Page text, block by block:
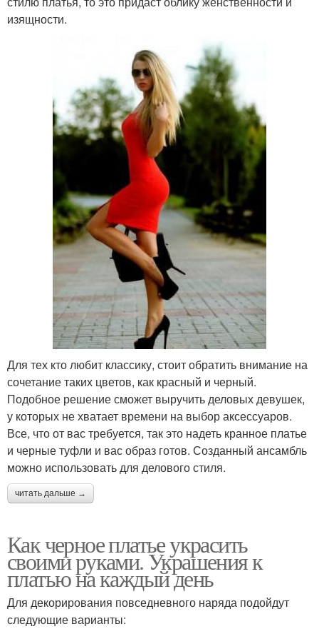
изящности.
Для тех кто любит классику, стоит обратить внимание на
сочетание таких цветов, как красный и черный.
Подобное решение сможет выручить деловых девушек,
у которых не хватает времени на выбор аксессуаров.
Все, что от вас требуется, так это надеть кранное платье
и черные туфли и вас образ готов. Созданный ансамбль
можно использовать для делового стиля.
читать дальше →
Как черное платье украсить
своими руками. Украшения к
платью на каждый день
Для декорирования повседневного наряда подойдут
следующие варианты: